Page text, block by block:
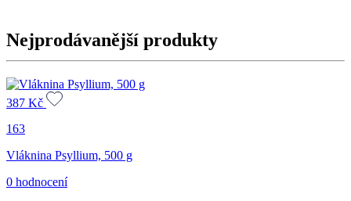
Nejprodávanější produkty
387 Kč
163
Vláknina Psyllium, 500 g
0 hodnocení